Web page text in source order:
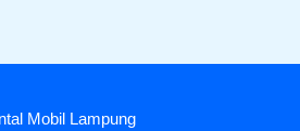
Mobil Lampung